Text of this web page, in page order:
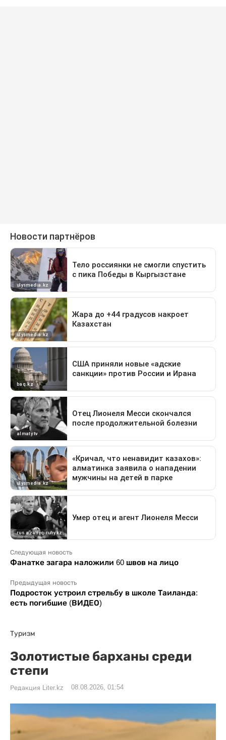
Следующая новость
Фанатке загара наложили 60 швов на лицо
Предыдущая новость
Подросток устроил стрельбу в школе Таиланда:
есть погибшие (ВИДЕО)
Туризм
Золотистые барханы среди
степи
Редакция Liter.kz 08.08.2026, 01:54